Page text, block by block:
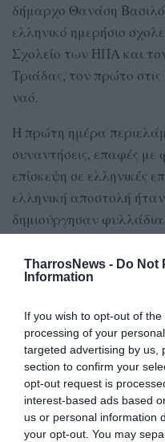
TharrosNews - Do Not
Information
If you wish to opt-out of
processing of your
targeted advertising by us,
section to confirm your
opt-out request is
interest-based ads based
us or personal information
your opt-out. You may
δήμαρχο Θανάση
ελληνικό ημερήσιο
Σχολείο των ΗΠΑ και
Τριάδας, τον πρώτο
ναό.
Η πρώτη ημέρα
συναντήσεις, επαφές με
επίσκεψη σε ελληνικές
ελληνική αποστολή
δημιούργησαν
Πελοποννήσου».
του για την αγάπη και
επεφύλαξαν στην
σημειώνοντας ότι η
με εκδήλωση στο
Center και σε επίπεδο